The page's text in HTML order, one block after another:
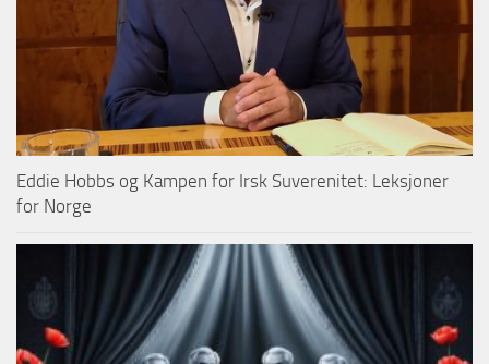
Eddie Hobbs og Kampen for Irsk Suverenitet: Leksjoner
for Norge